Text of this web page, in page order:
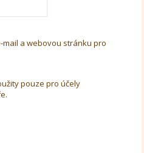
mail a webovou stránku pro
pouze pro účely